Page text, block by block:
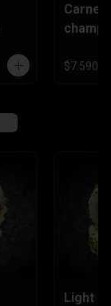
Carne,
$7.590
Light